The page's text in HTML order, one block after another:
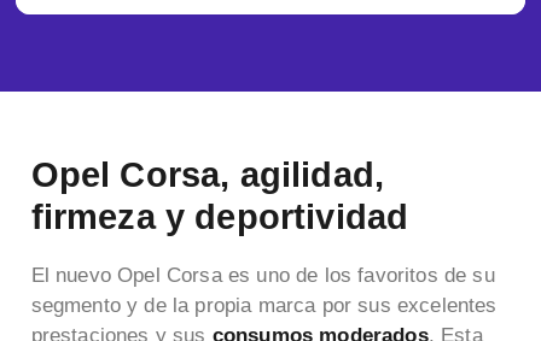
Opel Corsa, agilidad,
firmeza y deportividad
El nuevo Opel Corsa es uno de los favoritos de su
segmento y de la propia marca por sus excelentes
prestaciones y sus consumos moderados. Esta